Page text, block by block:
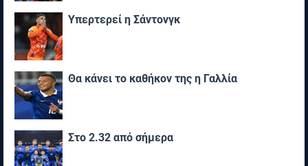
Υπερτερεί η Σάντονγκ
Θα κάνει το καθήκον της η Γαλλία
Στο 2.32 από σήμερα